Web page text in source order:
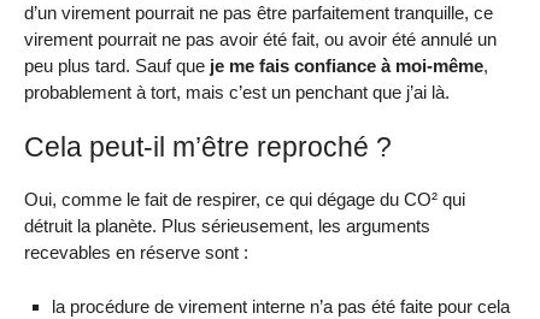
d’un virement pourrait ne pas être parfaitement tranquille, ce
virement pourrait ne pas avoir été fait, ou avoir été annulé un
peu plus tard. Sauf que je me fais confiance à moi-même,
probablement à tort, mais c’est un penchant que j’ai là.
Cela peut-il m’être reproché ?
Oui, comme le fait de respirer, ce qui dégage du CO² qui
détruit la planète. Plus sérieusement, les arguments
recevables en réserve sont :
la procédure de virement interne n’a pas été faite pour cela